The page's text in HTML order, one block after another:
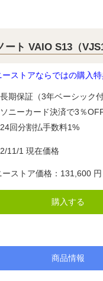
ート VAIO S13（
ーストアならではの購入
長期保証（3年ベーシック付
ソニーカード決済で3％
24回分割払手数料1%
11/1 現在価格
ーストア価格：131,600 円
購入する
商品情報